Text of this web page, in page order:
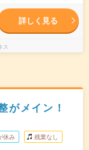
詳しく見る
ス
がメイン！
休み 残業なし